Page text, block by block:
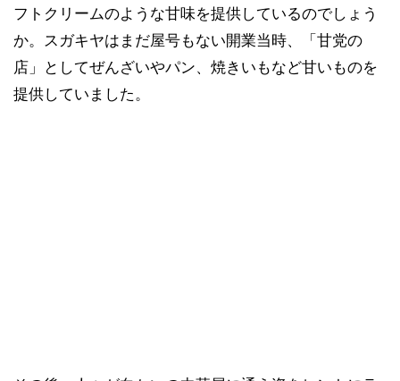
フトクリームのような甘味を提供しているのでしょう
か。スガキヤはまだ屋号もない開業当時、「甘党の
店」としてぜんざいやパン、焼きいもなど甘いものを
提供していました。